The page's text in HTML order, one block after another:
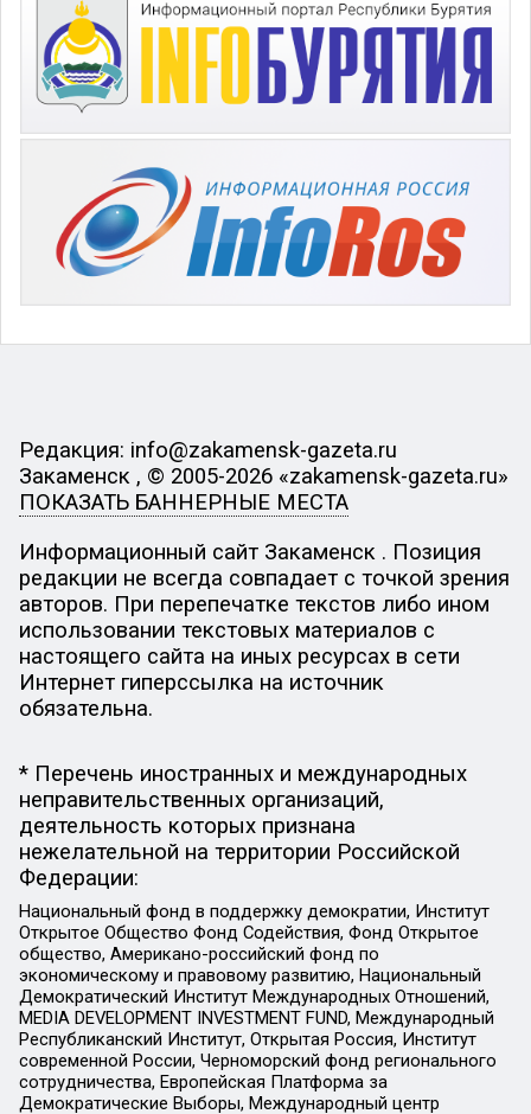
Редакция: info@zakamensk-gazeta.ru
Закаменск , © 2005-2026 «zakamensk-gazeta.ru»
ПОКАЗАТЬ БАННЕРНЫЕ МЕСТА
Информационный сайт Закаменск . Позиция
редакции не всегда совпадает с точкой зрения
авторов. При перепечатке текстов либо ином
использовании текстовых материалов с
настоящего сайта на иных ресурсах в сети
Интернет гиперссылка на источник
обязательна.
* Перечень иностранных и международных
неправительственных организаций,
деятельность которых признана
нежелательной на территории Российской
Федерации:
Национальный фонд в поддержку демократии, Институт
Открытое Общество Фонд Содействия, Фонд Открытое
общество, Американо-российский фонд по
экономическому и правовому развитию, Национальный
Демократический Институт Международных Отношений,
MEDIA DEVELOPMENT INVESTMENT FUND, Международный
Республиканский Институт, Открытая Россия, Институт
современной России, Черноморский фонд регионального
сотрудничества, Европейская Платформа за
Демократические Выборы, Международный центр